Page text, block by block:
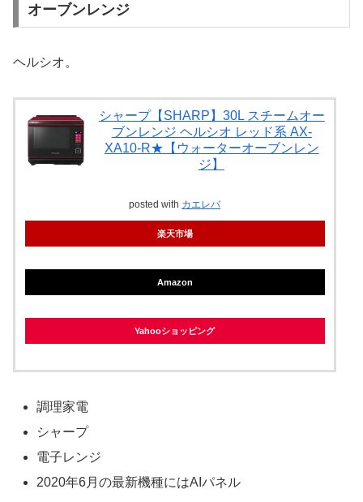
オーブンレンジ
ヘルシオ。
シャープ【SHARP】30L スチームオー
ブンレンジ ヘルシオ レッド系 AX-
XA10-R★【ウォーターオーブンレン
ジ】
posted with カエレバ
楽天市場
Amazon
Yahooショッピング
調理家電
シャープ
電子レンジ
2020年6月の最新機種にはAIパネル